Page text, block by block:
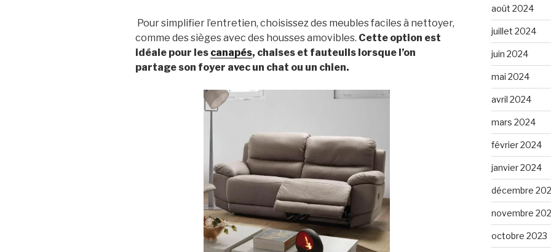
Pour simplifier l’entretien, choisissez des meubles faciles à nettoyer,
comme des sièges avec des housses amovibles. Cette option est
idéale pour les canapés, chaises et fauteuils lorsque l’on
partage son foyer avec un chat ou un chien.
août 2024
juillet 2024
juin 2024
mai 2024
avril 2024
mars 2024
février 2024
janvier 2024
décembre
novembre
octobre 2023